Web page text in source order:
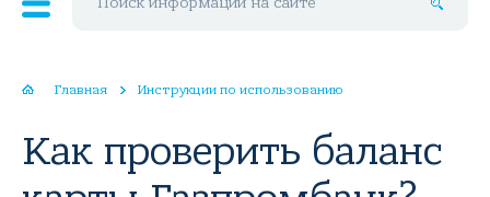
Главная Инструкции по использованию
Как проверить баланс